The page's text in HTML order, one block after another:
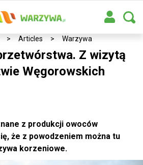
> Articles > Warzywa
Z wizytą
Węgorowskich
z produkcji owoców
że z powodzeniem można tu
korzeniowe.